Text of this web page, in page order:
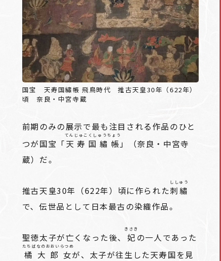
国宝 天寿国繡帳 飛鳥時代 推古天皇30年（622年）
頃 奈良・中宮寺蔵
前期のみの展示で最も注目される作品のひと
つが国宝「天寿国繡帳
てんじゅこくしゅうちょう
」（奈良・中宮寺
蔵）だ。
推古天皇30年（622年）頃に作られた刺繡
ししゅう
で、伝世品として日本最古の染織作品。
聖徳太子が亡くなった後、 妃
きさき
の一人であった
橘大郎女
たちばなのおおいらつめ
が、太子が往生した天寿国を見